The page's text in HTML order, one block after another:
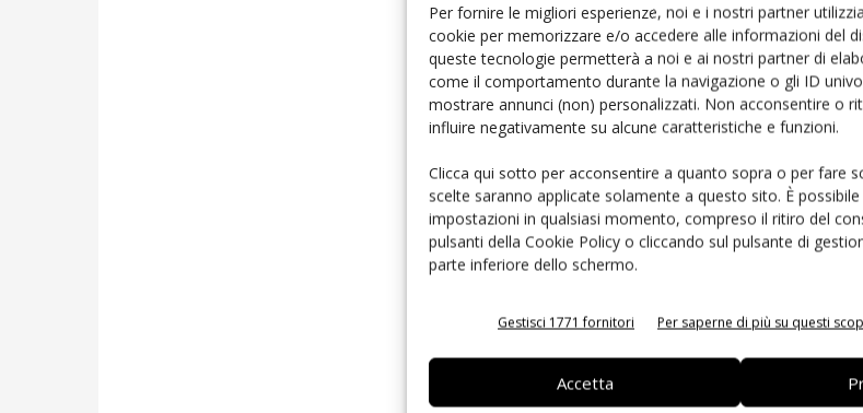
Per fornire le migliori esperienze, noi e i nostri partner
cookie per memorizzare e/o accedere alle informazioni del
queste tecnologie permetterà a noi e ai nostri partner di
come il comportamento durante la navigazione o gli ID
mostrare annunci (non) personalizzati. Non acconsentire o
influire negativamente su alcune caratteristiche e funzioni.
Clicca qui sotto per acconsentire a quanto sopra o per fare
scelte saranno applicate solamente a questo sito. È
impostazioni in qualsiasi momento, compreso il ritiro del
pulsanti della Cookie Policy o cliccando sul pulsante di
parte inferiore dello schermo.
Gestisci 1771 fornitori Per saperne di più su questi
Accetta